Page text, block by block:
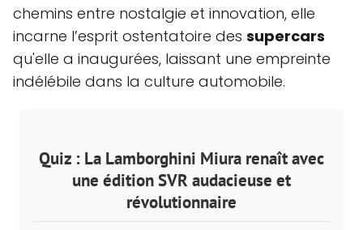
chemins entre nostalgie et innovation, elle
incarne l’esprit ostentatoire des supercars
qu'elle a inaugurées, laissant une empreinte
indélébile dans la culture automobile.
Quiz : La Lamborghini Miura renaît avec
une édition SVR audacieuse et
révolutionnaire